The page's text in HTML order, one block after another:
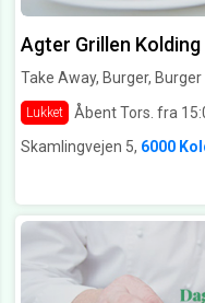
Agter Grillen Kolding
Take Away, Burger, Burger
Lukket Åbent Tors. fra
Skamlingvejen 5, 6000